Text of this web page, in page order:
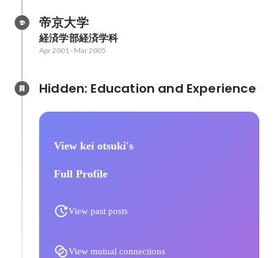
帝京大学
経済学部経済学科
Apr 2001 - Mar 2005
View kei otsuki's
Full Profile
View past posts
View mutual connections